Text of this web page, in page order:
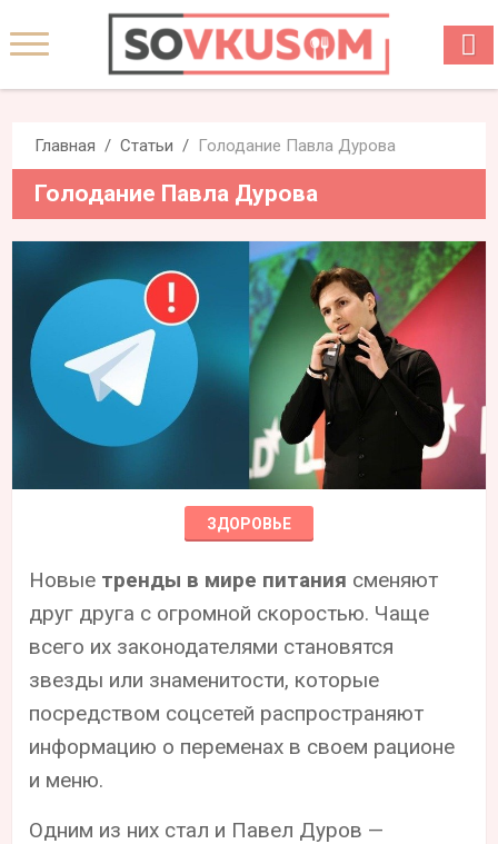
Главная Статьи Голодание Павла Дурова
Голодание Павла Дурова
ЗДОРОВЬЕ
Новые тренды в мире питания сменяют
друг друга с огромной скоростью. Чаще
всего их законодателями становятся
звезды или знаменитости, которые
посредством соцсетей распространяют
информацию о переменах в своем рационе
и меню.
Одним из них стал и Павел Дуров —